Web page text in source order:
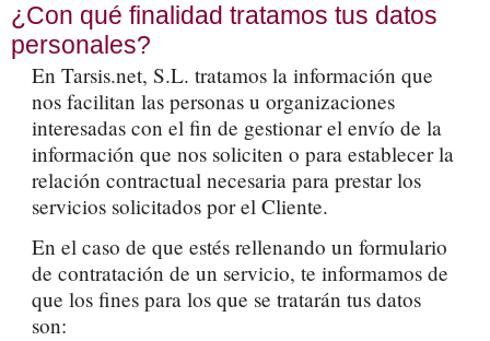
¿Con qué finalidad tratamos tus datos
personales?
En Tarsis.net, S.L. tratamos la información que
nos facilitan las personas u organizaciones
interesadas con el fin de gestionar el envío de la
información que nos soliciten o para establecer la
relación contractual necesaria para prestar los
servicios solicitados por el Cliente.
En el caso de que estés rellenando un formulario
de contratación de un servicio, te informamos de
que los fines para los que se tratarán tus datos
son: